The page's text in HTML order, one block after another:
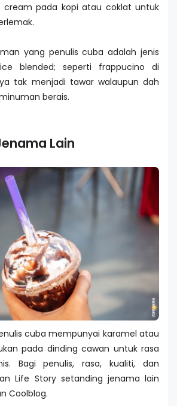
cream pada kopi atau coklat untuk
yang penulis cuba adalah jenis
blended; seperti frappucino di
tak menjadi tawar walaupun dah
berais.
Lain
cuba mempunyai karamel atau
pada dinding cawan untuk rasa
Bagi penulis, rasa, kualiti, dan
Life Story setanding jenama lain
Coolblog.